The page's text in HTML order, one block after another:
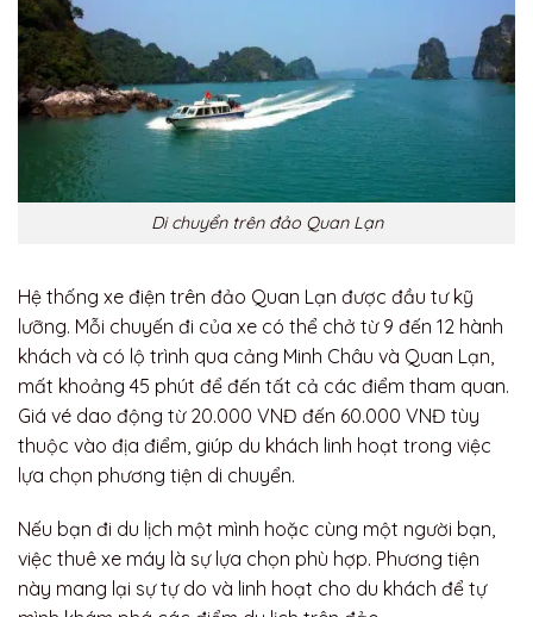
Di chuyển trên đảo Quan Lạn
Hệ thống xe điện trên đảo Quan Lạn được đầu tư kỹ
lưỡng. Mỗi chuyến đi của xe có thể chở từ 9 đến 12 hành
khách và có lộ trình qua cảng Minh Châu và Quan Lạn,
mất khoảng 45 phút để đến tất cả các điểm tham quan.
Giá vé dao động từ 20.000 VNĐ đến 60.000 VNĐ tùy
thuộc vào địa điểm, giúp du khách linh hoạt trong việc
lựa chọn phương tiện di chuyển.
Nếu bạn đi du lịch một mình hoặc cùng một người bạn,
việc thuê xe máy là sự lựa chọn phù hợp. Phương tiện
này mang lại sự tự do và linh hoạt cho du khách để tự